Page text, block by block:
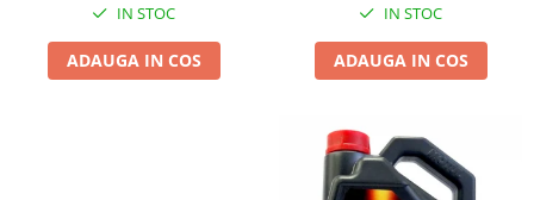
Ulei furca moto
Curatare si intretinere lant moto
IN STOC
ADAUGA IN COS
IN STOC
ADAUGA IN COS